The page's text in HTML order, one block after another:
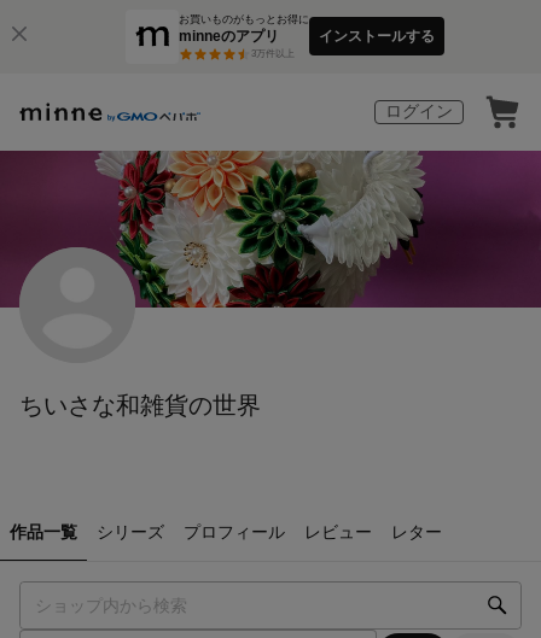
お買いものがもっとお得に
minneのアプリ
3万件以上
インストールする
ログイン
ちいさな和雑貨の世界
作品一覧 シリーズ プロフィール レビュー レター